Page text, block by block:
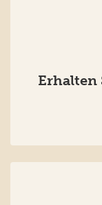
Erhalten